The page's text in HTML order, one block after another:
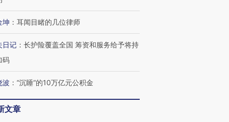
坤 ： 耳闻目睹的几位律师
日记 ： 长护险覆盖全国 筹资和服务给予将持
码
波 ： “沉睡”的10万亿元公积金
文章